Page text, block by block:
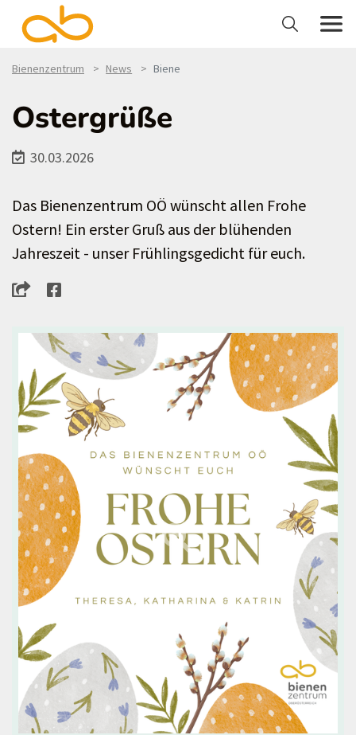
Bienenzentrum News Biene
Ostergrüße
30.03.2026
Das Bienenzentrum OÖ wünscht allen Frohe
Ostern! Ein erster Gruß aus der blühenden
Jahreszeit - unser Frühlingsgedicht für euch.